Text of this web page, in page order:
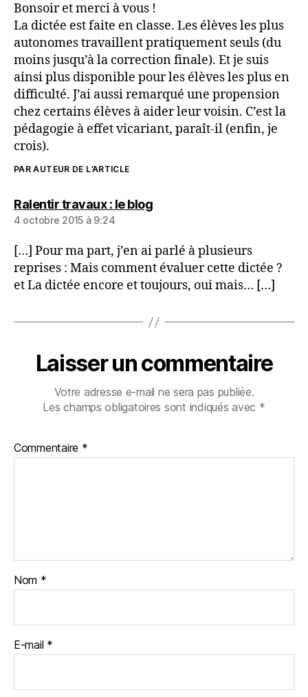
Bonsoir et merci à vous !
La dictée est faite en classe. Les élèves les plus
autonomes travaillent pratiquement seuls (du
moins jusqu’à la correction finale). Et je suis
ainsi plus disponible pour les élèves les plus en
difficulté. J’ai aussi remarqué une propension
chez certains élèves à aider leur voisin. C’est la
pédagogie à effet vicariant, paraît-il (enfin, je
crois).
PAR AUTEUR DE L’ARTICLE
Ralentir travaux : le blogdit :
4 octobre 2015 à 9:24
[…] Pour ma part, j’en ai parlé à plusieurs
reprises : Mais comment évaluer cette dictée ?
et La dictée encore et toujours, oui mais… […]
Laisser un commentaire
Votre adresse e-mail ne sera pas publiée.
Les champs obligatoires sont indiqués avec *
Commentaire *
Nom *
E-mail *